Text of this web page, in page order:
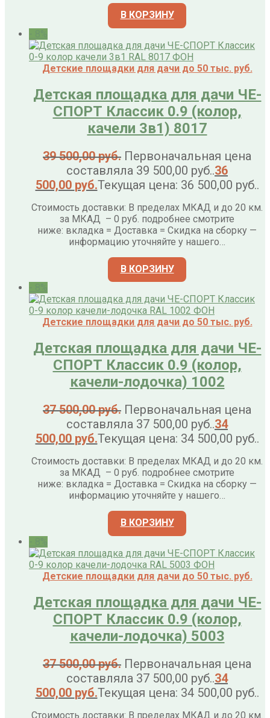
В КОРЗИНУ
Детские площадки для дачи до 50 тыс. руб.
Детская площадка для дачи ЧЕ-
СПОРТ Классик 0.9 (колор,
качели 3в1) 8017
39 500,00руб. Первоначальная цена
составляла 39 500,00 руб..36
500,00 руб.Текущая цена: 36 500,00 руб..
Стоимость доставки: В пределах МКАД и до 20 км.
за МКАД – 0 руб. подробнее смотрите
ниже: вкладка = Доставка = Скидка на сборку —
информацию уточняйте у нашего…
В КОРЗИНУ
Детские площадки для дачи до 50 тыс. руб.
Детская площадка для дачи ЧЕ-
СПОРТ Классик 0.9 (колор,
качели-лодочка) 1002
37 500,00руб. Первоначальная цена
составляла 37 500,00 руб..34
500,00 руб.Текущая цена: 34 500,00 руб..
Стоимость доставки: В пределах МКАД и до 20 км.
за МКАД – 0 руб. подробнее смотрите
ниже: вкладка = Доставка = Скидка на сборку —
информацию уточняйте у нашего…
В КОРЗИНУ
Детские площадки для дачи до 50 тыс. руб.
Детская площадка для дачи ЧЕ-
СПОРТ Классик 0.9 (колор,
качели-лодочка) 5003
37 500,00руб. Первоначальная цена
составляла 37 500,00 руб..34
500,00 руб.Текущая цена: 34 500,00 руб..
Стоимость доставки: В пределах МКАД и до 20 км.